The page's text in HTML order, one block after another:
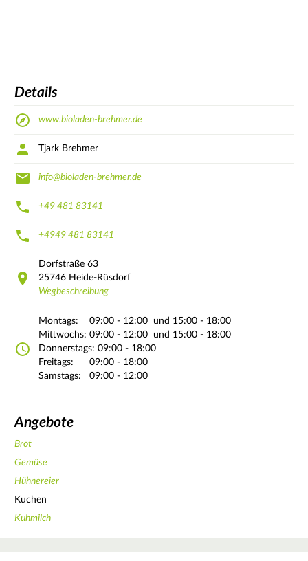
Details
www.bioladen-brehmer.de
Tjark Brehmer
info@bioladen-brehmer.de
+49 481 83141
+4949 481 83141
Dorfstraße 63
25746 Heide-Rüsdorf
Wegbeschreibung
Montags: 09:00 - 12:00
und 15:00 - 18:00
Mittwochs: 09:00 - 12:00
und 15:00 - 18:00
Donnerstags: 09:00 - 18:00
Freitags:
09:00 - 18:00
Samstags:
09:00 - 12:00
Angebote
Brot
Gemüse
Hühnereier
Kuchen
Kuhmilch